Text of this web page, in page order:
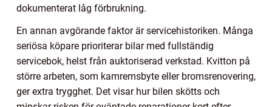
dokumenterat låg förbrukning.
En annan avgörande faktor är servicehistoriken. Många
seriösa köpare prioriterar bilar med fullständig
servicebok, helst från auktoriserad verkstad. Kvitton på
större arbeten, som kamremsbyte eller bromsrenovering,
ger extra trygghet. Det visar hur bilen skötts och